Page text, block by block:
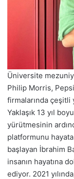
Üniversite
Philip Morris,
firmalarında çeşitli
Yaklaşık 13 yıl
yürütmesinin
platformunu
başlayan İbrahim
insanın hayatına
ediyor. 2021